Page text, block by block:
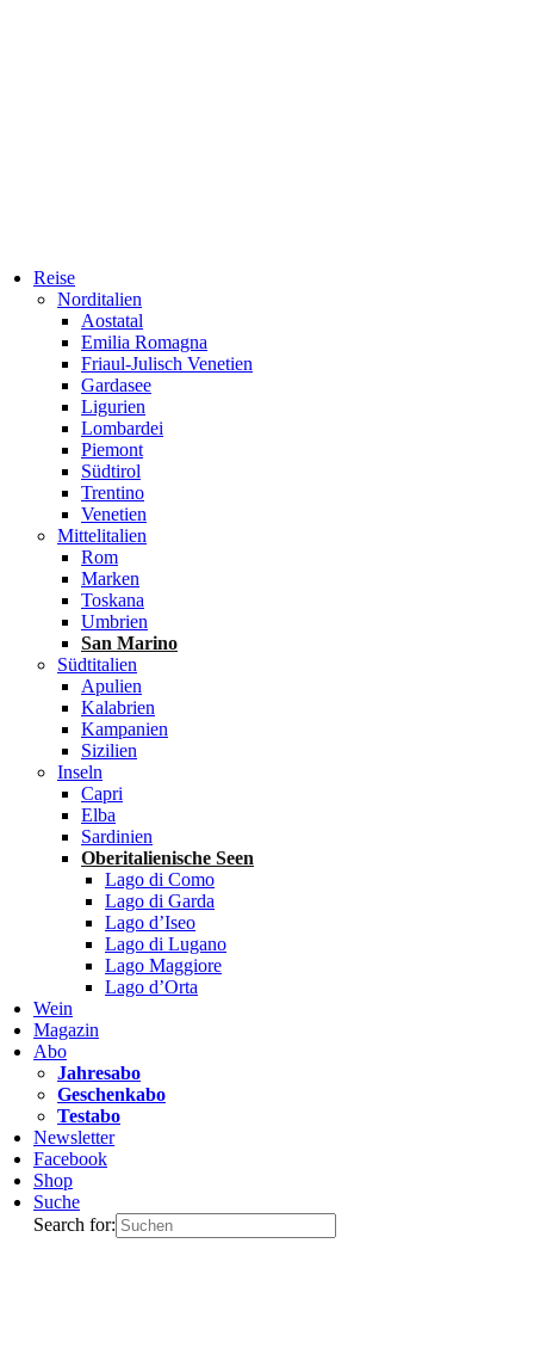
Reise
Norditalien
Aostatal
Emilia Romagna
Friaul-Julisch Venetien
Gardasee
Ligurien
Lombardei
Piemont
Südtirol
Trentino
Venetien
Mittelitalien
Rom
Marken
Toskana
Umbrien
San Marino
Südtitalien
Apulien
Kalabrien
Kampanien
Sizilien
Inseln
Capri
Elba
Sardinien
Oberitalienische Seen
Lago di Como
Lago di Garda
Lago d’Iseo
Lago di Lugano
Lago Maggiore
Lago d’Orta
Wein
Magazin
Abo
Jahresabo
Geschenkabo
Testabo
Newsletter
Facebook
Shop
Suche
Search for: